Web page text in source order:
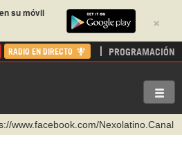
×
su móvil
RADIO EN DIRECTO PROGRAMACIÓN
www.facebook.com/Nexolatino.Canal